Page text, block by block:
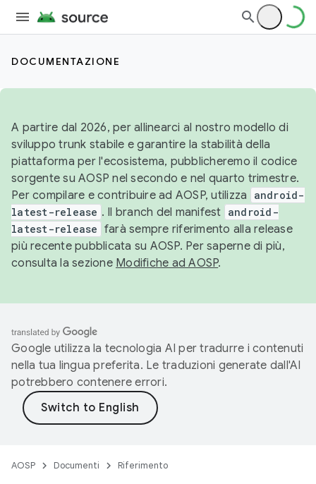
DOCUMENTAZIONE
A partire dal 2026, per allinearci al nostro modello di
sviluppo trunk stabile e garantire la stabilità della
piattaforma per l'ecosistema, pubblicheremo il codice
sorgente su AOSP nel secondo e nel quarto trimestre.
Per compilare e contribuire ad AOSP, utilizza
android-
latest-release . Il branch del manifest android-
latest-release farà sempre riferimento alla release
più recente pubblicata su AOSP. Per saperne di più,
consulta la sezione Modifiche ad AOSP.
Google utilizza la tecnologia AI per tradurre i contenuti
nella tua lingua preferita. Le traduzioni generate dall'AI
potrebbero contenere errori.
AOSP Documenti Riferimento